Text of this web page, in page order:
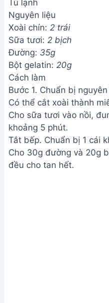
Tủ lạnh
Nguyên liệu
Xoài chín: 2 trái
Sữa tươi: 2 bịch
Đường: 35g
Bột gelatin: 20g
Cách làm
Bước 1. Chuẩn bị
Có thể cắt xoài thành
Cho sữa tươi vào nồi,
khoảng 5 phút.
Tắt bếp. Chuẩn bị 1 cái
Cho 30g đường và 20g
đều cho tan hết.